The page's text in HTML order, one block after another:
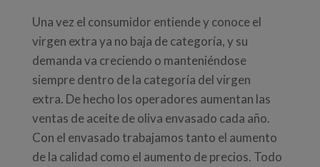
Una vez el consumidor entiende y conoce el
virgen extra ya no baja de categoría, y su
demanda va creciendo o manteniéndose
siempre dentro de la categoría del virgen
extra. De hecho los operadores aumentan las
ventas de aceite de oliva envasado cada año.
Con el envasado trabajamos tanto el aumento
de la calidad como el aumento de precios. Todo